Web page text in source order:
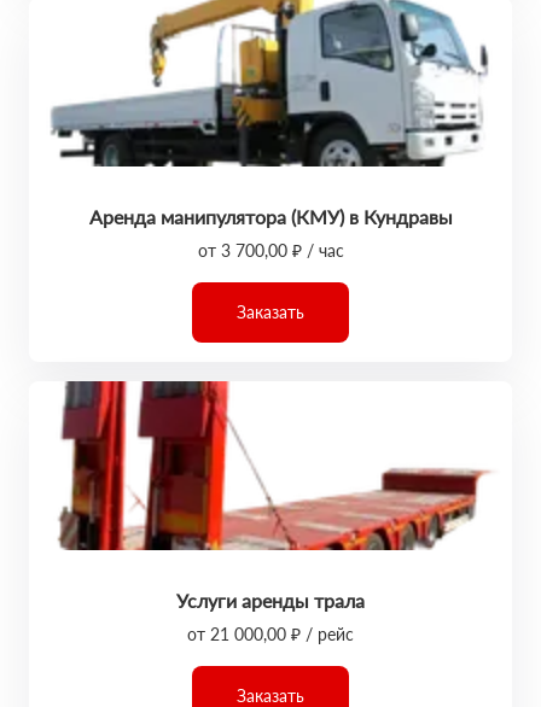
Аренда манипулятора (КМУ) в Кундравы
от 3 700,00 ₽ / час
Заказать
Услуги аренды трала
от 21 000,00 ₽ / рейс
Заказать